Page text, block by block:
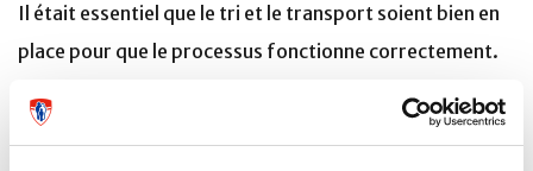
Il était essentiel que le tri et le transport soient bien en
place pour que le processus fonctionne correctement.
déplacement des masques tout au long du processus,